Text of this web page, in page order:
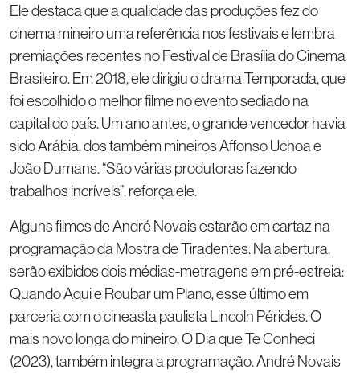
Ele destaca que a qualidade das produções fez do
cinema mineiro uma referência nos festivais e lembra
premiações recentes no Festival de Brasília do Cinema
Brasileiro. Em 2018, ele dirigiu o drama Temporada, que
foi escolhido o melhor filme no evento sediado na
capital do país. Um ano antes, o grande vencedor havia
sido Arábia, dos também mineiros Affonso Uchoa e
João Dumans. “São várias produtoras fazendo
trabalhos incríveis”, reforça ele.
Alguns filmes de André Novais estarão em cartaz na
programação da Mostra de Tiradentes. Na abertura,
serão exibidos dois médias-metragens em pré-estreia:
Quando Aqui e Roubar um Plano, esse último em
parceria com o cineasta paulista Lincoln Péricles. O
mais novo longa do mineiro, O Dia que Te Conheci
(2023), também integra a programação. André Novais